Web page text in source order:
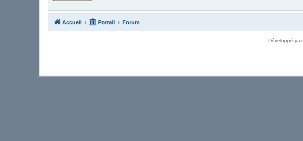
Accueil Portail Forum
Développé par